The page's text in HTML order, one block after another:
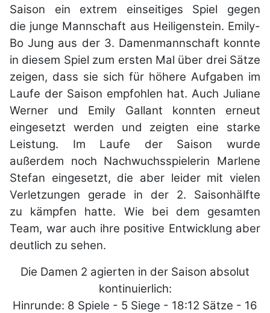
Saison ein extrem einseitiges Spiel gegen
die junge Mannschaft aus Heiligenstein. Emily-
Bo Jung aus der 3. Damenmannschaft konnte
in diesem Spiel zum ersten Mal über drei Sätze
zeigen, dass sie sich für höhere Aufgaben im
Laufe der Saison empfohlen hat. Auch Juliane
Werner und Emily Gallant konnten erneut
eingesetzt werden und zeigten eine starke
Leistung. Im Laufe der Saison wurde
außerdem noch Nachwuchsspielerin Marlene
Stefan eingesetzt, die aber leider mit vielen
Verletzungen gerade in der 2. Saisonhälfte
zu kämpfen hatte. Wie bei dem gesamten
Team, war auch ihre positive Entwicklung aber
deutlich zu sehen.
Die Damen 2 agierten in der Saison absolut
kontinuierlich:
Hinrunde: 8 Spiele - 5 Siege - 18:12 Sätze - 16